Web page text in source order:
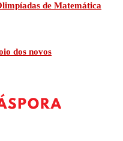
de Matemática
dos novos